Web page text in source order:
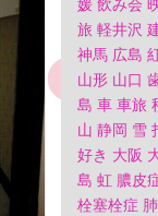
旅 軽井沢
神馬 広島
山形 山口
島 車 車旅
山 静岡 雪
好き 大阪
島 虹 膿皮
栓塞栓症